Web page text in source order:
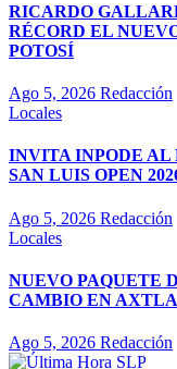
RICARDO
RÉCORD EL
POTOSÍ
Ago 5, 2026 Redacción
Locales
INVITA INPODE AL
SAN LUIS OPEN
Ago 5, 2026 Redacción
Locales
NUEVO PAQUETE
CAMBIO EN
Ago 5, 2026 Redacción